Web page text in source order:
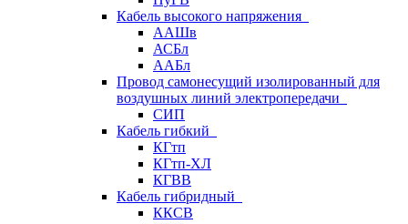
Кабель высокого напряжения
ААШв
АСБл
ААБл
Провод самонесущий изолированный для
воздушных линий электропередачи
СИП
Кабель гибкий
КГтп
КГтп-ХЛ
КГВВ
Кабель гибридный
ККСВ